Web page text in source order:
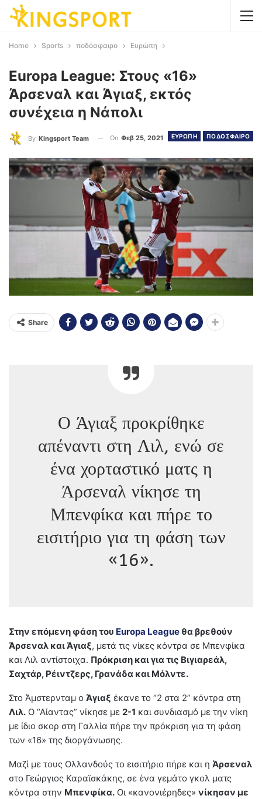
Home Sports ποδόσφαιρο Ευρώπη
Europa League: Στους «16»
Άρσεναλ και Άγιαξ, εκτός
συνέχεια η Νάπολι
ΕΥΡΩΠΗ ΠΟΔΟΣΦΑΙΡΟ
By Kingsport Team On Φεβ 25, 2021
Share
Ο Άγιαξ προκρίθηκε
απέναντι στη Λιλ, ενώ σε
ένα χορταστικό ματς η
Άρσεναλ νίκησε τη
Μπενφίκα και πήρε το
εισιτήριο για τη φάση των
«16».
Στην επόμενη φάση του Europa League θα βρεθούν
Άρσεναλ και Άγιαξ, μετά τις νίκες κόντρα σε Μπενφίκα
και Λιλ αντίστοιχα. Πρόκριση και για τις Βιγιαρεάλ,
Σαχτάρ, Ρέιντζερς, Γρανάδα και Μόλντε.
Στο Άμστερνταμ ο Άγιαξ έκανε το “2 στα 2” κόντρα στη
Λιλ. Ο “Αίαντας” νίκησε με 2-1 και συνδιασμό με την νίκη
με ίδιο σκορ στη Γαλλία πήρε την πρόκριση για τη φάση
των «16» της διοργάνωσης.
Μαζί με τους Ολλανδούς το εισιτήριο πήρε και η Άρσεναλ
στο Γεώργιος Καραϊσκάκης, σε ένα γεμάτο γκολ ματς
κόντρα στην Μπενφίκα. Οι «κανονιέρηδες» νίκησαν με